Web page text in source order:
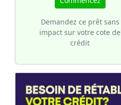
Demandez ce prêt sans
impact sur votre cote de
crédit